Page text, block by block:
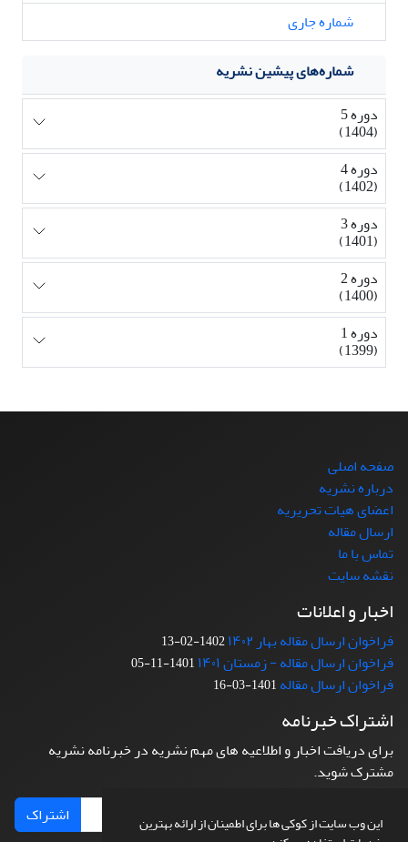
این وب سایت از کوکی ها برای اطمینان از ارائه بهترین
شماره جاری
شماره‌های پیشین نشریه
دوره 5
(1404)
دوره 4
(1402)
دوره 3
(1401)
دوره 2
(1400)
دوره 1
(1399)
صفحه اصلی
درباره نشریه
اعضای هیات تحریریه
ارسال مقاله
تماس با ما
نقشه سایت
اخبار و اعلانات
فراخوان ارسال مقاله بهار ۱۴۰۲ 1402-02-13
فراخوان ارسال مقاله - زمستان ۱۴۰۱ 1401-11-05
فراخوان ارسال مقاله1401-03-16
اشتراک خبرنامه
برای دریافت اخبار و اطلاعیه های مهم نشریه در خبرنامه نشریه
مشترک شوید.
اشتراک